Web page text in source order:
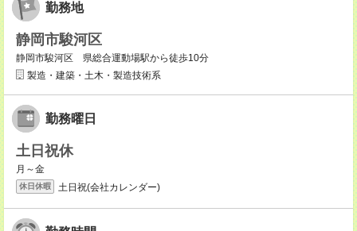
勤務地
静岡市駿河区
静岡市駿河区 県総合運動場駅から徒歩10分
製造・建築・土木・製造技術系
勤務曜日
土日祝休
月～金
休日休暇 土日祝(会社カレンダー)